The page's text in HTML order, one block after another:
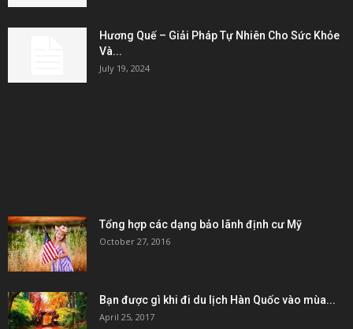
Hương Quế – Giải Pháp Tự Nhiên Cho Sức Khỏe
Và...
July 19, 2024
Tổng hợp các dạng bảo lãnh định cư Mỹ
October 27, 2016
Bạn được gì khi đi du lịch Hàn Quốc vào mùa...
April 25, 2017